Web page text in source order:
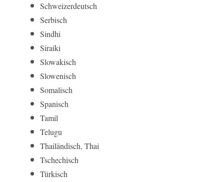
Schweizerdeutsch
Serbisch
Sindhi
Siraiki
Slowakisch
Slowenisch
Somalisch
Spanisch
Tamil
Telugu
Thailändisch, Thai
Tschechisch
Türkisch